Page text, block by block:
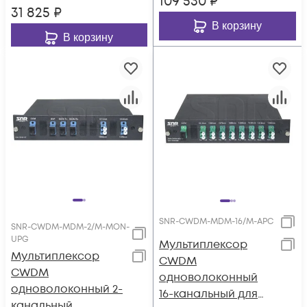
31 825 ₽
В корзину
В корзину
SNR-CWDM-MDM-2/M-MON-
UPG
Мультиплексор
CWDM
одноволоконный 2-
SNR-CWDM-MDM-16/M-APC
Мультиплексор
CWDM
одноволоконный
16-канальный для